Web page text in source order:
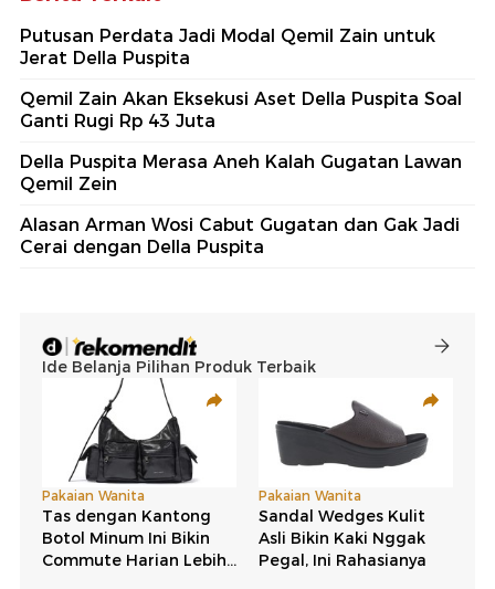
Putusan Perdata Jadi Modal Qemil Zain untuk
Jerat Della Puspita
Qemil Zain Akan Eksekusi Aset Della Puspita Soal
Ganti Rugi Rp 43 Juta
Della Puspita Merasa Aneh Kalah Gugatan Lawan
Qemil Zein
Alasan Arman Wosi Cabut Gugatan dan Gak Jadi
Cerai dengan Della Puspita